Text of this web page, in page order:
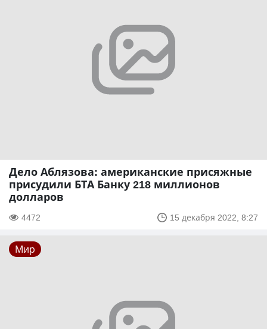
Дело Аблязова: американские присяжные
присудили БТА Банку 218 миллионов
долларов
4472 15 декабря 2022, 8:27
Мир